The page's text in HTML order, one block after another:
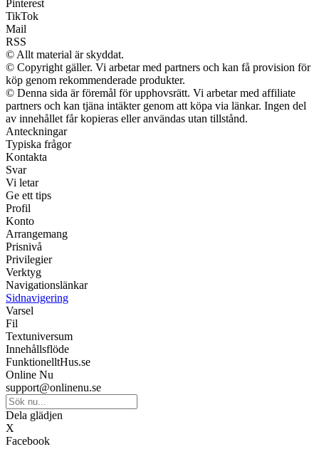
Pinterest
TikTok
Mail
RSS
© Allt material är skyddat.
© Copyright gäller. Vi arbetar med partners och kan få provision för
köp genom rekommenderade produkter.
© Denna sida är föremål för upphovsrätt. Vi arbetar med affiliate
partners och kan tjäna intäkter genom att köpa via länkar. Ingen del
av innehållet får kopieras eller användas utan tillstånd.
Anteckningar
Typiska frågor
Kontakta
Svar
Vi letar
Ge ett tips
Profil
Konto
Arrangemang
Prisnivå
Privilegier
Verktyg
Navigationslänkar
Sidnavigering
Varsel
Fil
Textuniversum
Innehållsflöde
FunktionelltHus.se
Online Nu
support@onlinenu.se
Dela glädjen
X
Facebook